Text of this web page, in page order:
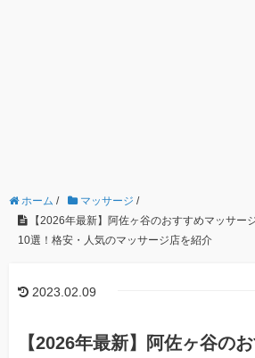
ホーム / マッサージ /
【2026年最新】阿佐ヶ谷のおすすめマッサー
10選！格安・人気のマッサージ店を紹介
2023.02.09
【2026年最新】阿佐ヶ谷の